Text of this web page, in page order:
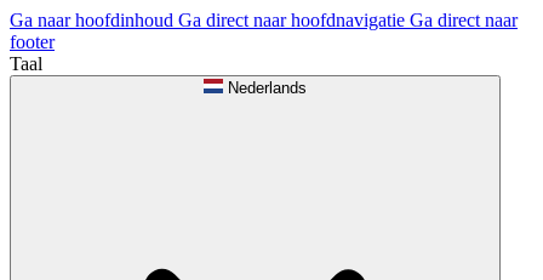
Ga naar hoofdinhoud Ga direct naar hoofdnavigatie Ga direct naar
footer
Taal
Nederlands